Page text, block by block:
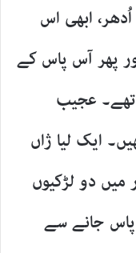
ابھی اس
پھر آس پاس کے
تھے۔ عجیب
ایک لیا ژاں
میں دو لڑکیوں
پاس جانے سے